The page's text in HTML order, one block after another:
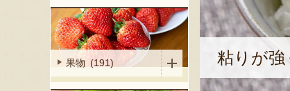
粘りが強
果物 (191)